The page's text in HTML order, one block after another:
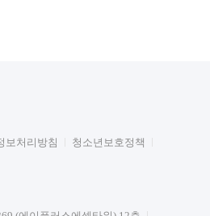
보처리방침
청소년보호정책